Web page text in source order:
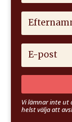
Vi lämnar inte ut
helst välja att